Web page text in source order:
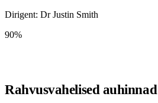
Dirigent: Dr Justin Smith
90%
Rahvusvahelised auhinnad